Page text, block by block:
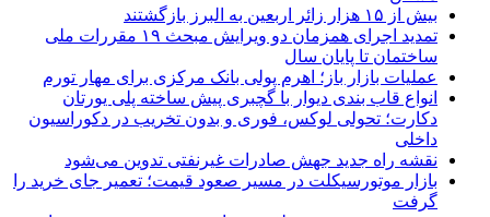
بیش از ۱۵ هزار زائر اربعین به البرز بازگشتند
تمدید اجرای همزمان دو ویرایش مبحث ۱۹ مقررات ملی
ساختمان تا پایان سال
عملیات بازار باز؛ اهرم پولی بانک مرکزی برای مهار تورم
انواع قاب بندی دیوار با گچبری پیش ساخته پلی یورتان
دکارت؛ تحولی لوکس، فوری و بدون تخریب در دکوراسیون
داخلی
نقشه راه جدید جهش صادرات غیرنفتی تدوین می‌شود
بازار موتورسیکلت در مسیر صعود قیمت؛ تعمیر جای خرید را
گرفت